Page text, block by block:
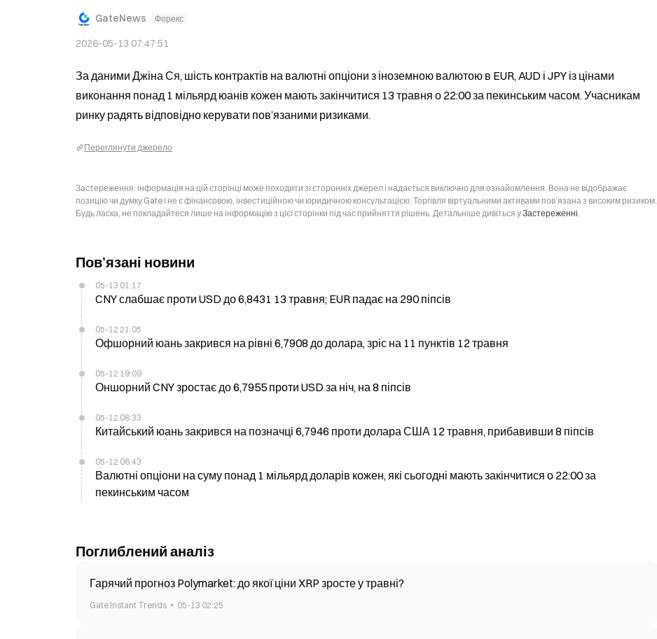
GateNews Форекс
2026-05-13 07:47:51
За даними Джіна Ся, шість контрактів на валютні опціони з іноземною валютою в EUR, AUD і JPY із цінами
виконання понад 1 мільярд юанів кожен мають закінчитися 13 травня о 22:00 за пекинським часом. Учасникам
ринку радять відповідно керувати пов’язаними ризиками.
Переглянути джерело
Застереження: інформація на цій сторінці може походити зі сторонніх джерел і надається виключно для ознайомлення. Вона не відображає
позицію чи думку Gate і не є фінансовою, інвестиційною чи юридичною консультацією. Торгівля віртуальними активами пов’язана з високим ризиком.
Будь ласка, не покладайтеся лише на інформацію з цієї сторінки під час прийняття рішень. Детальніше дивіться уЗастереженні.
Пов’язані новини
05-13 01:17
CNY слабшає проти USD до 6,8431 13 травня; EUR падає на 290 піпсів
05-12 21:05
Офшорний юань закрився на рівні 6,7908 до долара, зріс на 11 пунктів 12 травня
05-12 19:09
Оншорний CNY зростає до 6,7955 проти USD за ніч, на 8 піпсів
05-12 08:33
Китайський юань закрився на позначці 6,7946 проти долара США 12 травня, прибавивши 8 піпсів
05-12 06:43
Валютні опціони на суму понад 1 мільярд доларів кожен, які сьогодні мають закінчитися о 22:00 за
пекинським часом
Поглиблений аналіз
Гарячий прогноз Polymarket: до якої ціни XRP зросте у травні?
Gate Instant Trends 05-13 02:25